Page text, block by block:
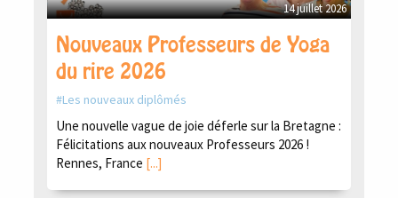
14 juillet 2026
Nouveaux Professeurs de Yoga
du rire 2026
Les nouveaux diplômés
Une nouvelle vague de joie déferle sur la Bretagne :
Félicitations aux nouveaux Professeurs 2026 !
Rennes, France [...]